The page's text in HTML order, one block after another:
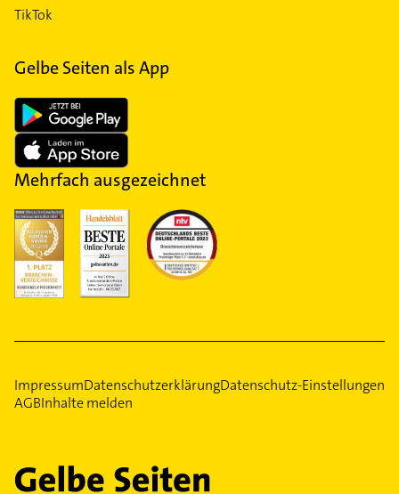
TikTok
Gelbe Seiten als App
Mehrfach ausgezeichnet
ImpressumDatenschutzerklärungDatenschutz-Einstellungen
AGBInhalte melden